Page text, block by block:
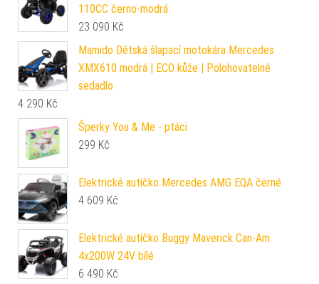
110CC černo-modrá
23 090 Kč
Mamido Dětská šlapací motokára Mercedes
XMX610 modrá | ECO kůže | Polohovatelné
sedadlo
4 290 Kč
Šperky You & Me - ptáci
299 Kč
Elektrické autíčko Mercedes AMG EQA černé
4 609 Kč
Elektrické autíčko Buggy Maverick Can-Am
4x200W 24V bílé
6 490 Kč